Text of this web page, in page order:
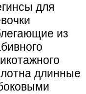
для
из
длинные